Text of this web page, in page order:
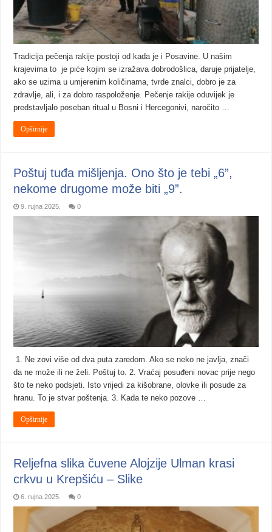
Tradicija pečenja rakije postoji od kada je i Posavine. U našim
krajevima to je piće kojim se izražava dobrodošlica, daruje prijatelje,
ako se uzima u umjerenim količinama, tvrde znalci, dobro je za
zdravlje, ali, i za dobro raspoloženje. Pečenje rakije oduvijek je
predstavljalo poseban ritual u Bosni i Hercegonivi, naročito …
Opširnije
Poštuj tuđa mišljenja. Ono što je tebi „6”,
nekome drugome može biti „9”.
9. rujna 2025. 0
1. Ne zovi više od dva puta zaredom. Ako se neko ne javlja, znači
da ne može ili ne želi. Poštuj to. 2. Vraćaj posuđeni novac prije nego
što te neko podsjeti. Isto vrijedi za kišobrane, olovke ili posude za
hranu. To je stvar poštenja. 3. Kada te neko pozove …
Opširnije
Reljefna slika čuvene Alojzije Ulman krasi
crkvu u Krepšiću – Slike
6. rujna 2025. 0